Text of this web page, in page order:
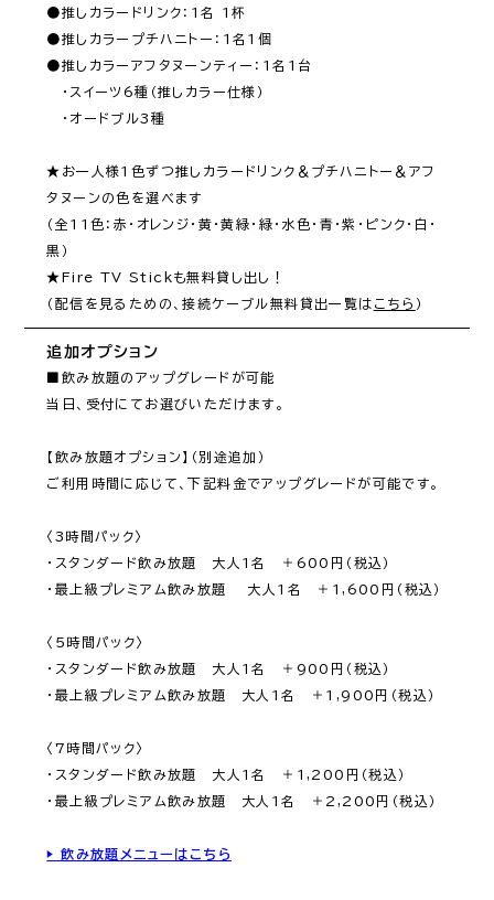
●推しカラードリンク：1名 1杯
●推しカラープチハニトー：1名1個
●推しカラーアフタヌーンティー：1名1台
・スイーツ6種（推しカラー仕様）
・オードブル3種
★お一人様1色ずつ推しカラードリンク＆プチハニトー＆アフ
タヌーンの色を選べます
（全11色：赤・オレンジ・黄・黄緑・緑・水色・青・紫・ピンク・白・
黒）
★Fire TV Stickも無料貸し出し！
（配信を見るための、接続ケーブル無料貸出一覧は こちら
追加オプション
■飲み放題のアップグレードが可能
当日、受付にてお選びいただけます。
【飲み放題オプション】（別途追加）
ご利用時間に応じて、下記料金でアップグレードが可能です。
〈3時間パック〉
・スタンダード飲み放題　大人1名　＋600円（税込）
・最上級プレミアム飲み放題 　大人1名　＋1,600円（税込）
〈5時間パック〉
・スタンダード飲み放題　大人1名　＋900円（税込）
・最上級プレミアム飲み放題　大人1名　＋1,900円（税込）
〈7時間パック〉
・スタンダード飲み放題　大人1名　＋1,200円（税込）
・最上級プレミアム飲み放題　大人1名　＋2,200円（税込）
▶ 飲み放題メニューはこちら